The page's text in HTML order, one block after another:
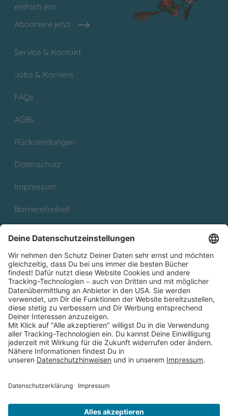
einfach ein!
Abonniere jetzt
Service & Kontakt
Jobs & Karriere
FAQs
AGBs
Rücksendungen
Datenschutz
Impressum
Barrierefreiheit
Partnerprogramm (Affiliate)
Folge uns auf
* Versandkostenfrei ab 9,00 € Bestellwert innerhalb
Deutschlands
** Lieferzeit 1-3 Werktage innerhalb Deutschlands
Thienemann-Esslinger Verlag GmbH, Blumenstraße 36, D-70182